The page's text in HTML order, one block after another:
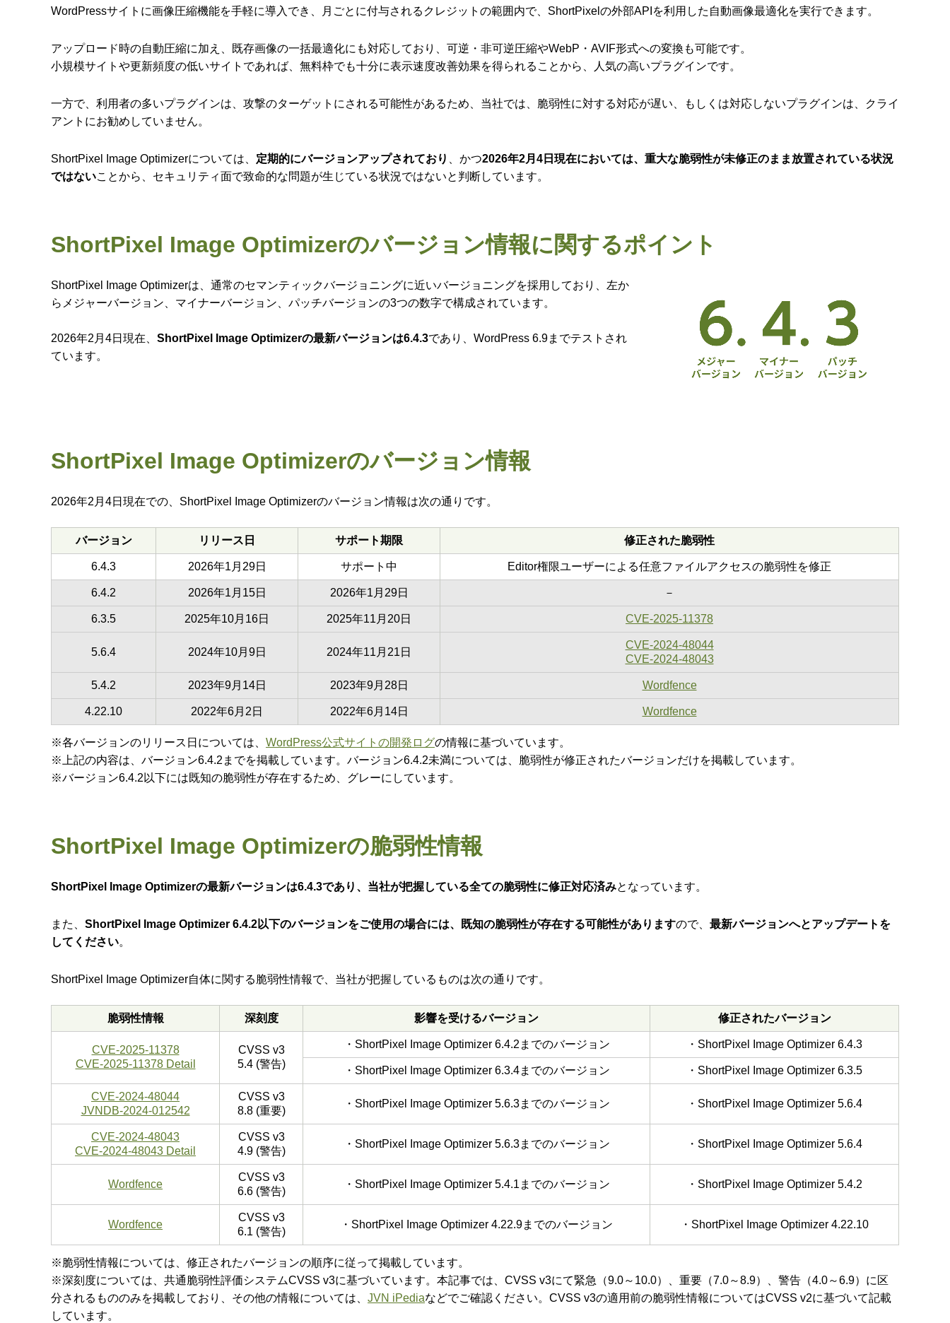
WordPressサイトに画像圧縮機能を手軽に導入でき、月ごとに付与されるクレジットの範囲内で、ShortPixelの外部APIを利用した自動画像最適化を実行できます。
アップロード時の自動圧縮に加え、既存画像の一括最適化にも対応しており、可逆・非可逆圧縮やWebP・AVIF形式への変換も可能です。
小規模サイトや更新頻度の低いサイトであれば、無料枠でも十分に表示速度改善効果を得られることから、人気の高いプラグインです。
一方で、利用者の多いプラグインは、攻撃のターゲットにされる可能性があるため、当社では、脆弱性に対する対応が遅い、もしくは対応しないプラグインは、クライ
アントにお勧めしていません。
ShortPixel Image Optimizerについては、 定期的にバージョンアップされており 、かつ2026年2月4日現在においては、重大な脆弱性が未修正のまま放置されている状況
ではないことから、セキュリティ面で致命的な問題が生じている状況ではないと判断しています。
ShortPixel Image Optimizerのバージョン情報に関するポイント
ShortPixel Image Optimizerは、通常のセマンティックバージョニングに近いバージョニングを採用しており、左か
らメジャーバージョン、マイナーバージョン、パッチバージョンの3つの数字で構成されています。
2026年2月4日現在、 ShortPixel Image Optimizerの最新バージョンは6.4.3であり、WordPress 6.9までテストされ
ています。
ShortPixel Image Optimizerのバージョン情報
2026年2月4日現在での、ShortPixel Image Optimizerのバージョン情報は次の通りです。
バージョン リリース日 サポート期限 修正された脆弱性
6.4.3 2026年1月29日 サポート中 Editor権限ユーザーによる任意ファイルアクセスの脆弱性を修正
6.4.2 2026年1月15日 2026年1月29日 －
6.3.5 2025年10月16日 2025年11月20日 CVE-2025-11378
5.6.4 2024年10月9日 2024年11月21日
CVE-2024-48044
CVE-2024-48043
5.4.2 2023年9月14日 2023年9月28日 Wordfence
4.22.10 2022年6月2日 2022年6月14日 Wordfence
※各バージョンのリリース日については、 WordPress公式サイトの開発ログの情報に基づいています。
※上記の内容は、バージョン6.4.2までを掲載しています。バージョン6.4.2未満については、脆弱性が修正されたバージョンだけを掲載しています。
※バージョン6.4.2以下には既知の脆弱性が存在するため、グレーにしています。
ShortPixel Image Optimizerの脆弱性情報
ShortPixel Image Optimizerの最新バージョンは6.4.3であり、当社が把握している全ての脆弱性に修正対応済みとなっています。
また、 ShortPixel Image Optimizer 6.4.2以下のバージョンをご使用の場合には、既知の脆弱性が存在する可能性がありますので、 最新バージョンへとアップデートを
してください。
ShortPixel Image Optimizer自体に関する脆弱性情報で、当社が把握しているものは次の通りです。
脆弱性情報 深刻度 影響を受けるバージョン 修正されたバージョン
CVE-2025-11378
CVE-2025-11378 Detail
CVSS v3
5.4 (警告)
・ShortPixel Image Optimizer 6.4.2までのバージョン ・ShortPixel Image Optimizer 6.4.3
・ShortPixel Image Optimizer 6.3.4までのバージョン ・ShortPixel Image Optimizer 6.3.5
CVE-2024-48044
JVNDB-2024-012542
CVSS v3
8.8 (重要)
・ShortPixel Image Optimizer 5.6.3までのバージョン ・ShortPixel Image Optimizer 5.6.4
CVE-2024-48043
CVE-2024-48043 Detail
CVSS v3
4.9 (警告)
・ShortPixel Image Optimizer 5.6.3までのバージョン ・ShortPixel Image Optimizer 5.6.4
Wordfence
CVSS v3
6.6 (警告)
・ShortPixel Image Optimizer 5.4.1までのバージョン ・ShortPixel Image Optimizer 5.4.2
Wordfence
CVSS v3
6.1 (警告)
・ShortPixel Image Optimizer 4.22.9までのバージョン ・ShortPixel Image Optimizer 4.22.10
※脆弱性情報については、修正されたバージョンの順序に従って掲載しています。
※深刻度については、共通脆弱性評価システムCVSS v3に基づいています。本記事では、CVSS v3にて緊急（9.0～10.0）、重要（7.0～8.9）、警告（4.0～6.9）に区
分されるもののみを掲載しており、その他の情報については、 JVN iPediaなどでご確認ください。CVSS v3の適用前の脆弱性情報についてはCVSS v2に基づいて記載
しています。